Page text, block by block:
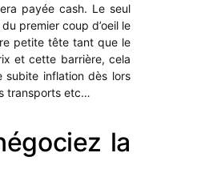
payée cash. Le seul
premier coup d’oeil le
petite tête tant que le
et cette barrière, cela
subite inflation dès lors
transports etc…
la